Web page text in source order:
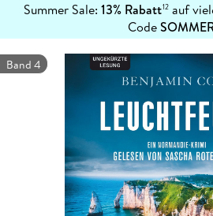
Summer Sale: 13% Rabatt12auf
Code
erfahren
Band 4